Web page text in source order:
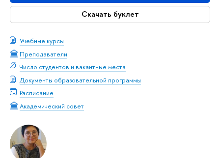
Скачать буклет
Учебные курсы
Преподаватели
Число студентов и вакантные места
Документы образовательной программы
Расписание
Академический совет